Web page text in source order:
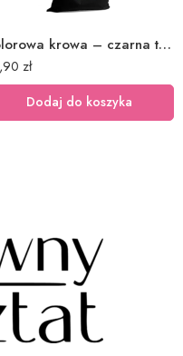
Kolorowa krowa – czarna torba bawełniana z nadrukiem
zł
Dodaj do koszyka